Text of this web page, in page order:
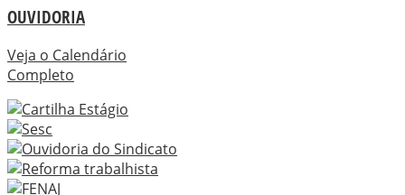
OUVIDORIA
Veja o Calendário
Completo